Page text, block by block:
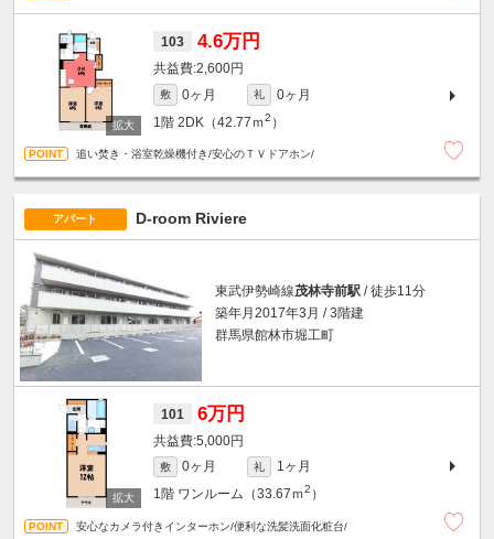
103 4.6万円
2,600円
敷 0ヶ月 礼
0ヶ月
1階 2DK（42.77ｍ2 ）
追い焚き・浴室乾燥機付き/安心のＴＶドアホン/
アパート D-room Riviere
東武伊勢崎線茂林寺前駅 / 徒歩11分
築年月2017年3月 / 3階建
群馬県館林市堀工町
101 6万円
5,000円
敷 0ヶ月 礼
1ヶ月
1階 ワンルーム（33.67ｍ2 ）
安心なカメラ付きインターホン/便利な洗髪洗面化粧台/